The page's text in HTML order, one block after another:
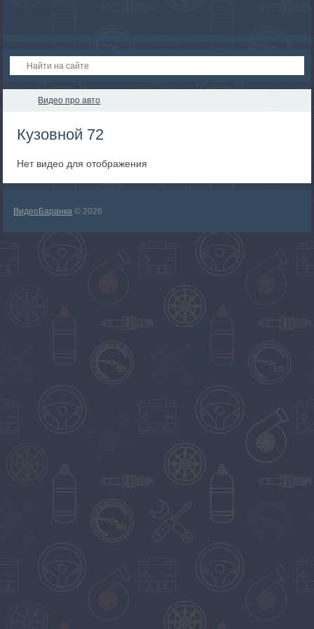
Видео про авто
Кузовной 72
Нет видео для отображения
ВидеоБаранка © 2026